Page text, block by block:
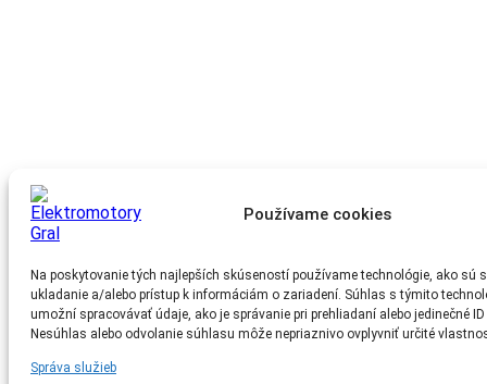
Používame cookies
Na poskytovanie tých najlepších skúseností používame technológie, ako sú
ukladanie a/alebo prístup k informáciám o zariadení. Súhlas s týmito
umožní spracovávať údaje, ako je správanie pri prehliadaní alebo jedinečné
Nesúhlas alebo odvolanie súhlasu môže nepriaznivo ovplyvniť určité
Správa služieb